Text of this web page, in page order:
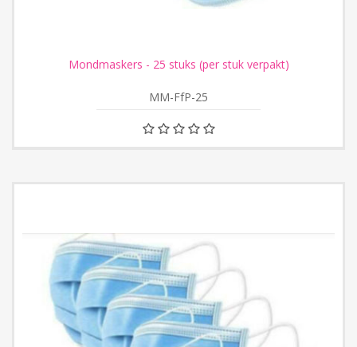
Mondmaskers - 25 stuks (per stuk verpakt)
MM-FfP-25